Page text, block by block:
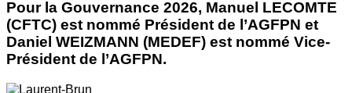
Pour la Gouvernance 2026, Manuel LECOMTE
(CFTC) est nommé Président de l’AGFPN et
Daniel WEIZMANN (MEDEF) est nommé Vice-
Président de l’AGFPN.